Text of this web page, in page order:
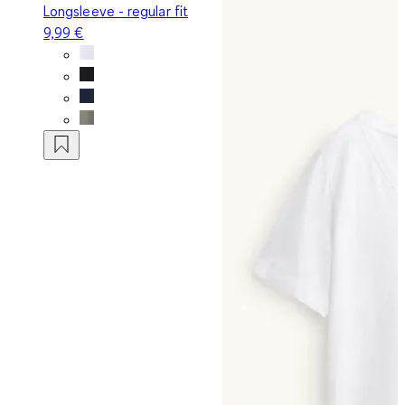
Longsleeve - regular fit
9,99 €